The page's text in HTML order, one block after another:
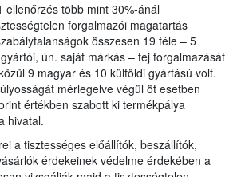
ellenőrzés több mint 30%-ánál
forgalmazói magatartás
összesen 19 féle – 5
ún. saját márkás – tej forgalmazását
9 magyar és 10 külföldi gyártású volt.
mérlegelve végül öt esetben
értékben szabott ki termékpálya
hivatal.
a tisztességes előállítók, beszállítók,
érdekeinek védelme érdekében a